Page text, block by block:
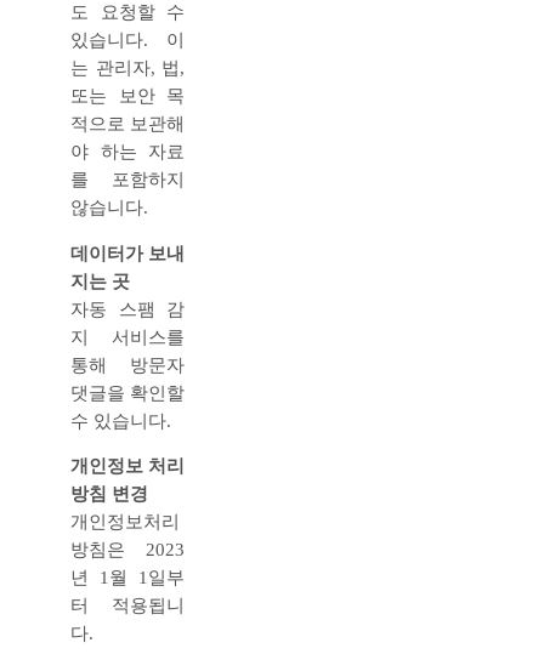
도 요청할 수
있습니다. 이
는 관리자, 법,
또는 보안 목
적으로 보관해
야 하는 자료
를 포함하지
않습니다.
데이터가 보내
지는 곳
자동 스팸 감
지 서비스를
통해 방문자
댓글을 확인할
수 있습니다.
개인정보 처리
방침 변경
개인정보처리
방침은 2023
년 1월 1일부
터 적용됩니
다.